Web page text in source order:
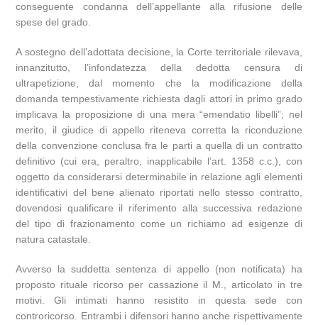
conseguente condanna dell’appellante alla rifusione delle
spese del grado.
A sostegno dell’adottata decisione, la Corte territoriale rilevava,
innanzitutto, l’infondatezza della dedotta censura di
ultrapetizione, dal momento che la modificazione della
domanda tempestivamente richiesta dagli attori in primo grado
implicava la proposizione di una mera “emendatio libelli”; nel
merito, il giudice di appello riteneva corretta la riconduzione
della convenzione conclusa fra le parti a quella di un contratto
definitivo (cui era, peraltro, inapplicabile l’art. 1358 c.c.), con
oggetto da considerarsi determinabile in relazione agli elementi
identificativi del bene alienato riportati nello stesso contratto,
dovendosi qualificare il riferimento alla successiva redazione
del tipo di frazionamento come un richiamo ad esigenze di
natura catastale.
Avverso la suddetta sentenza di appello (non notificata) ha
proposto rituale ricorso per cassazione il M., articolato in tre
motivi. Gli intimati hanno resistito in questa sede con
controricorso. Entrambi i difensori hanno anche rispettivamente